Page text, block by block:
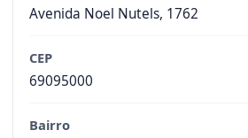
Avenida Noel Nutels, 1762
CEP
69095000
Bairro